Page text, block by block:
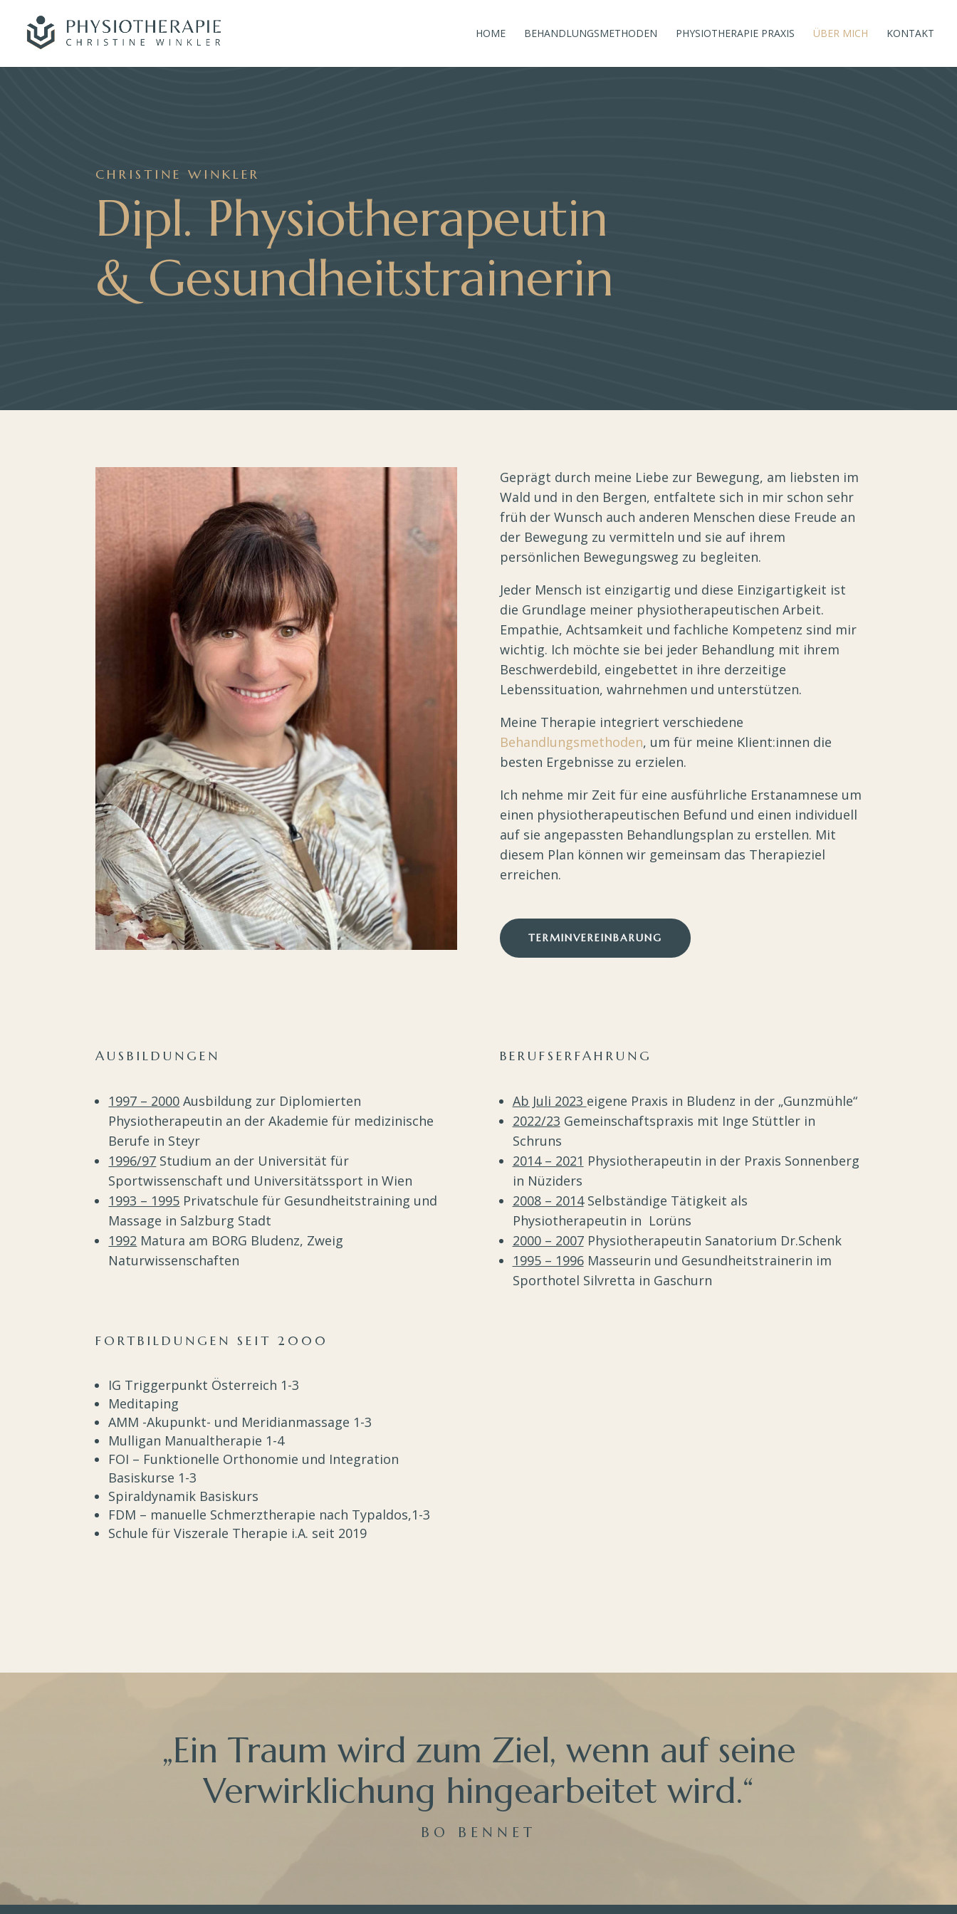
HOME BEHANDLUNGSMETHODEN PHYSIOTHERAPIE PRAXIS ÜBER MICH KONTAKT
CHRISTINE WINKLER
Dipl. Physiotherapeutin
& Gesundheitstrainerin
Geprägt durch meine Liebe zur Bewegung, am liebsten im
Wald und in den Bergen, entfaltete sich in mir schon sehr
früh der Wunsch auch anderen Menschen diese Freude an
der Bewegung zu vermitteln und sie auf ihrem
persönlichen Bewegungsweg zu begleiten.
Jeder Mensch ist einzigartig und diese Einzigartigkeit ist
die Grundlage meiner physiotherapeutischen Arbeit.
Empathie, Achtsamkeit und fachliche Kompetenz sind mir
wichtig. Ich möchte sie bei jeder Behandlung mit ihrem
Beschwerdebild, eingebettet in ihre derzeitige
Lebenssituation, wahrnehmen und unterstützen.
Meine Therapie integriert verschiedene
Behandlungsmethoden, um für meine Klient:innen die
besten Ergebnisse zu erzielen.
Ich nehme mir Zeit für eine ausführliche Erstanamnese um
einen physiotherapeutischen Befund und einen individuell
auf sie angepassten Behandlungsplan zu erstellen. Mit
diesem Plan können wir gemeinsam das Therapieziel
erreichen.
TERMINVEREINBARUNG
AUSBILDUNGEN
1997 – 2000 Ausbildung zur Diplomierten
Physiotherapeutin an der Akademie für medizinische
Berufe in Steyr
1996/97 Studium an der Universität für
Sportwissenschaft und Universitätssport in Wien
1993 – 1995 Privatschule für Gesundheitstraining und
Massage in Salzburg Stadt
1992 Matura am BORG Bludenz, Zweig
Naturwissenschaften
FORTBILDUNGEN SEIT 2000
IG Triggerpunkt Österreich 1-3
Meditaping
AMM -Akupunkt- und Meridianmassage 1-3
Mulligan Manualtherapie 1-4
FOI – Funktionelle Orthonomie und Integration
Basiskurse 1-3
Spiraldynamik Basiskurs
FDM – manuelle Schmerztherapie nach Typaldos,1-3
Schule für Viszerale Therapie i.A. seit 2019
BERUFSERFAHRUNG
Ab Juli 2023 eigene Praxis in Bludenz in der „Gunzmühle“
2022/23 Gemeinschaftspraxis mit Inge Stüttler in
Schruns
2014 – 2021 Physiotherapeutin in der Praxis Sonnenberg
in Nüziders
2008 – 2014Selbständige Tätigkeit als
Physiotherapeutin in Lorüns
2000 – 2007Physiotherapeutin Sanatorium Dr.Schenk
1995 – 1996Masseurin und Gesundheitstrainerin im
Sporthotel Silvretta in Gaschurn
„Ein Traum wird zum Ziel, wenn auf seine
Verwirklichung hingearbeitet wird.“
BO BENNET